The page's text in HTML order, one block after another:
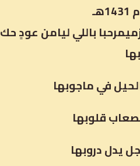
باللي ليامن عودٍ حك
في ماجوبها
قلوبها
يدل دروبها